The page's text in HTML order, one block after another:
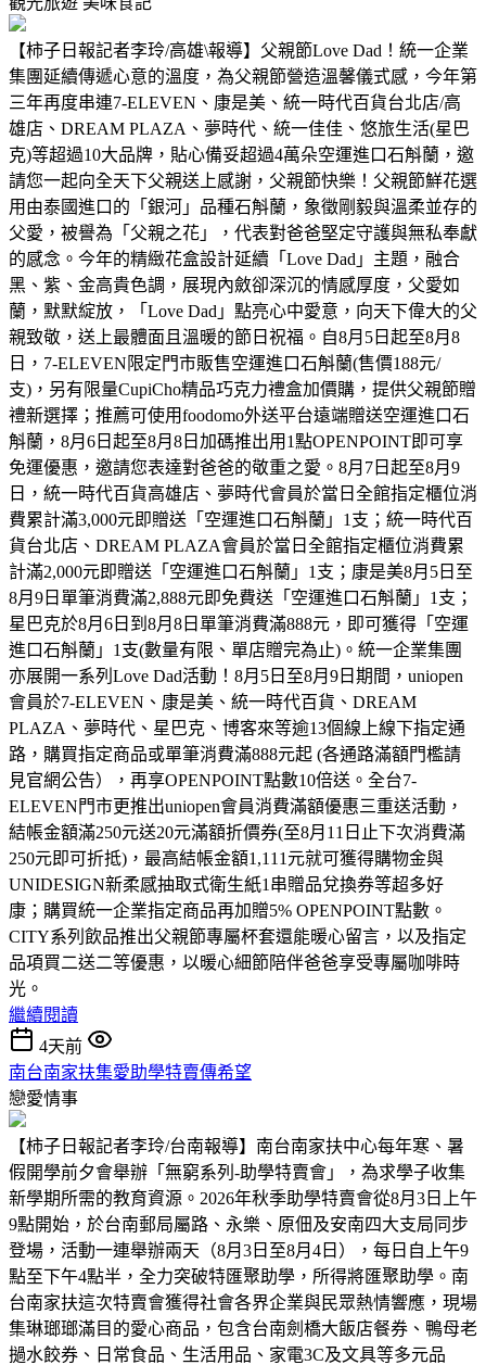
【柿子日報記者李玲/高雄\報導】父親節Love Dad！統一企業
集團延續傳遞心意的溫度，為父親節營造溫馨儀式感，今年第
三年再度串連7-ELEVEN、康是美、統一時代百貨台北店/高
雄店、DREAM PLAZA、夢時代、統一佳佳、悠旅生活(星巴
克)等超過10大品牌，貼心備妥超過4萬朵空運進口石斛蘭，邀
請您一起向全天下父親送上感謝，父親節快樂！父親節鮮花選
用由泰國進口的「銀河」品種石斛蘭，象徵剛毅與溫柔並存的
父愛，被譽為「父親之花」，代表對爸爸堅定守護與無私奉獻
的感念。今年的精緻花盒設計延續「Love Dad」主題，融合
黑、紫、金高貴色調，展現內斂卻深沉的情感厚度，父愛如
蘭，默默綻放，「Love Dad」點亮心中愛意，向天下偉大的父
親致敬，送上最體面且溫暖的節日祝福。自8月5日起至8月8
日，7-ELEVEN限定門市販售空運進口石斛蘭(售價188元/
支)，另有限量CupiCho精品巧克力禮盒加價購，提供父親節贈
禮新選擇；推薦可使用foodomo外送平台遠端贈送空運進口石
斛蘭，8月6日起至8月8日加碼推出用1點OPENPOINT即可享
免運優惠，邀請您表達對爸爸的敬重之愛。8月7日起至8月9
日，統一時代百貨高雄店、夢時代會員於當日全館指定櫃位消
費累計滿3,000元即贈送「空運進口石斛蘭」1支；統一時代百
貨台北店、DREAM PLAZA會員於當日全館指定櫃位消費累
計滿2,000元即贈送「空運進口石斛蘭」1支；康是美8月5日至
8月9日單筆消費滿2,888元即免費送「空運進口石斛蘭」1支；
星巴克於8月6日到8月8日單筆消費滿888元，即可獲得「空運
進口石斛蘭」1支(數量有限、單店贈完為止)。統一企業集團
亦展開一系列Love Dad活動！8月5日至8月9日期間，uniopen
會員於7-ELEVEN、康是美、統一時代百貨、DREAM
PLAZA、夢時代、星巴克、博客來等逾13個線上線下指定通
路，購買指定商品或單筆消費滿888元起 (各通路滿額門檻請
見官網公告），再享OPENPOINT點數10倍送。全台7-
ELEVEN門市更推出uniopen會員消費滿額優惠三重送活動，
結帳金額滿250元送20元滿額折價券(至8月11日止下次消費滿
250元即可折抵)，最高結帳金額1,111元就可獲得購物金與
UNIDESIGN新柔感抽取式衛生紙1串贈品兌換券等超多好
康；購買統一企業指定商品再加贈5% OPENPOINT點數。
CITY系列飲品推出父親節專屬杯套還能暖心留言，以及指定
品項買二送二等優惠，以暖心細節陪伴爸爸享受專屬咖啡時
光。
繼續閱讀
4天前
南台南家扶集愛助學特賣傳希望
戀愛情事
【柿子日報記者李玲/台南報導】南台南家扶中心每年寒、暑
假開學前夕會舉辦「無窮系列-助學特賣會」，為求學子收集
新學期所需的教育資源。2026年秋季助學特賣會從8月3日上午
9點開始，於台南郵局屬路、永樂、原佃及安南四大支局同步
登場，活動一連舉辦兩天（8月3日至8月4日），每日自上午9
點至下午4點半，全力突破特匯聚助學，所得將匯聚助學。南
台南家扶這次特賣會獲得社會各界企業與民眾熱情響應，現場
集琳瑯瑯滿目的愛心商品，包含台南劍橋大飯店餐券、鴨母老
撾水餃券、日常食品、生活用品、家電3C及文具等多元品